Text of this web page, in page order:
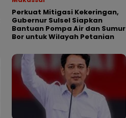
Perkuat Mitigasi Kekeringan,
Gubernur Sulsel Siapkan
Bantuan Pompa Air dan Sumur
Bor untuk Wilayah Petanian